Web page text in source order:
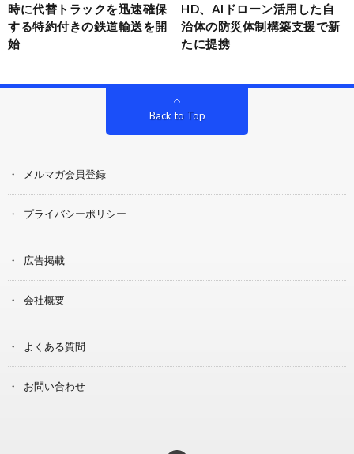
時に代替トラックを迅速確保
する特約付きの鉄道輸送を開
始
HD、AIドローン活用した自
治体の防災体制構築支援で新
たに提携
Back to Top
メルマガ会員登録
プライバシーポリシー
広告掲載
会社概要
よくある質問
お問い合わせ